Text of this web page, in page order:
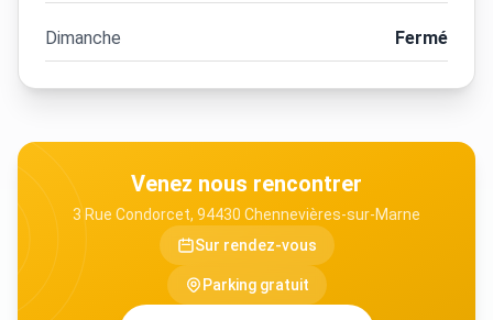
Dimanche Fermé
Venez nous rencontrer
3 Rue Condorcet, 94430 Chennevières-sur-Marne
Sur rendez-vous
Parking gratuit